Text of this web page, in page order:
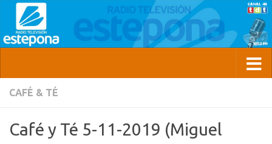
CAFÉ & TÉ
Café y Té 5-11-2019 (Miguel